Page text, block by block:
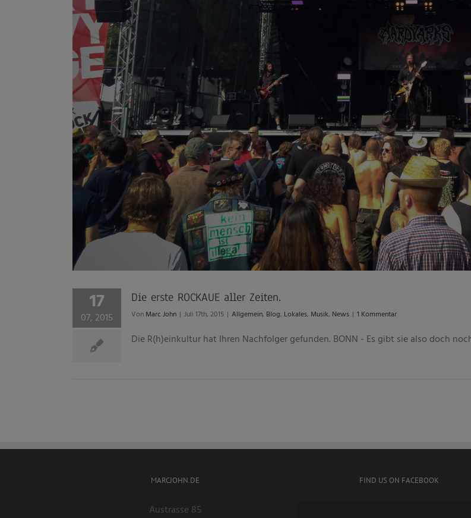
17
07, 2015
Die erste ROCKAUE aller Zeiten.
Von Marc John | Juli 17th, 2015 | Allgemein, Blog, Lokales, Musik, News | 1 Kommentar
Die R(h)einkultur hat Ihren Nachfolger gefunden. BONN - Es gibt sie also doch
MARCJOHN.DE
Austrasse 85
FIND US ON FACEBOOK